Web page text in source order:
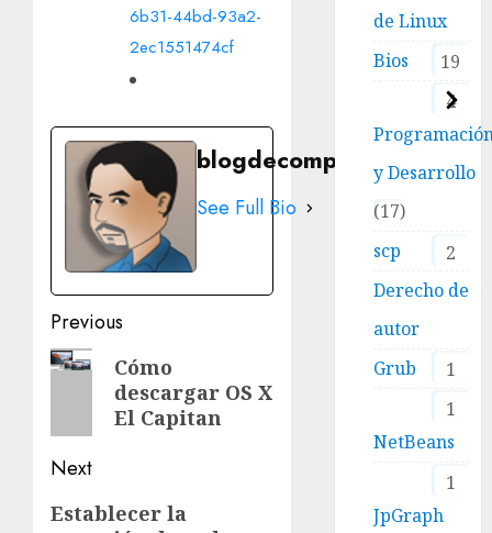
6b31-44bd-93a2-
2ec1551474cf
blogdecomputo.com
See Full Bio
Post
navigation
Previous
PreviousCómo
descargar OS X
El Capitan
Next
Next
Establecer la
de Linux
19
Bios
4
y Desarrollo
17
scp
2
Derecho de
autor
1
Grub
1
NetBeans
1
JpGraph